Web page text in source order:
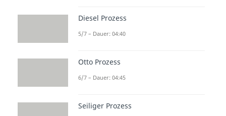
Diesel Prozess
5/7 – Dauer: 04:40
Otto Prozess
6/7 – Dauer: 04:45
Seiliger Prozess